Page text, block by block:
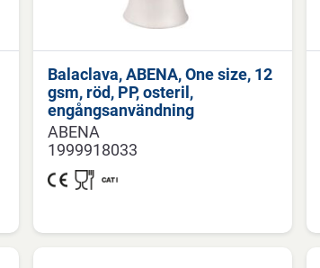
Balaclava, ABENA, One size, 12
gsm, röd, PP, osteril,
engångsanvändning
ABENA
1999918033